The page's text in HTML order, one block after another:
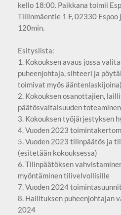
kello 18:00. Paikkana toimii
Tillinmäentie 1 F, 02330
120min.
Esityslista:
1. Kokouksen avaus jossa
puheenjohtaja, sihteeri ja
toimivat myös ääntenlaskijoina)
2. Kokouksen osanottajien,
päätösvaltaisuuden toteaminen
3. Kokouksen työjärjestyksen
4. Vuoden 2023
5. Vuoden 2023 tilinpäätös ja
(esitetään kokouksessa)
6. Tilinpäätöksen
myöntäminen tilivelvollisille
7. Vuoden 2024
8. Hallituksen puheenjohtajan
2024